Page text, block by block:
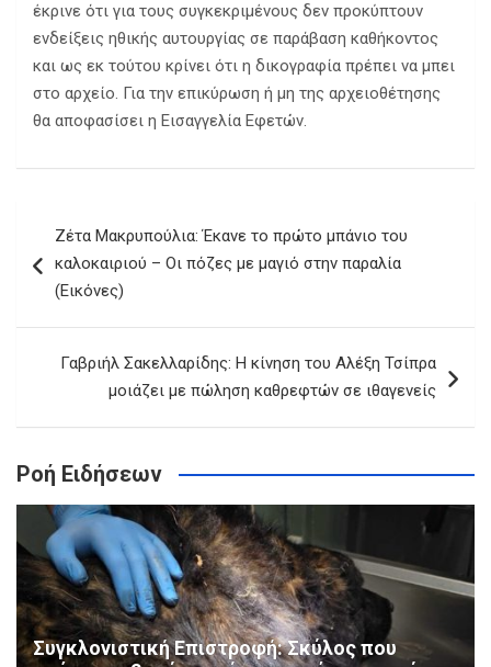
έκρινε ότι για τους συγκεκριμένους δεν προκύπτουν
ενδείξεις ηθικής αυτουργίας σε παράβαση καθήκοντος
και ως εκ τούτου κρίνει ότι η δικογραφία πρέπει να μπει
στο αρχείο. Για την επικύρωση ή μη της αρχειοθέτησης
θα αποφασίσει η Εισαγγελία Εφετών.
άρθρων
Ζέτα Μακρυπούλια: Έκανε το πρώτο μπάνιο του
καλοκαιριού – Οι πόζες με μαγιό στην παραλία
(Εικόνες)
Γαβριήλ Σακελλαρίδης: Η κίνηση του Αλέξη Τσίπρα
μοιάζει με πώληση καθρεφτών σε ιθαγενείς
Ροή Ειδήσεων
Συγκλονιστική Επιστροφή: Σκύλος που